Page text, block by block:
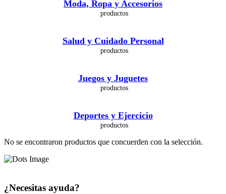
Moda, Ropa y Accesorios
Salud y Cuidado Personal
Juegos y Juguetes
Deportes y Ejercicio
No se encontraron productos que concuerden con la selección.
¿Necesitas ayuda?